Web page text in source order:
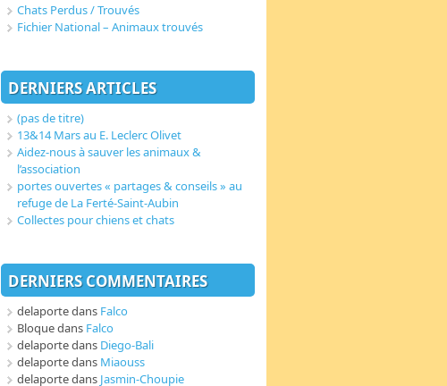
Chats Perdus / Trouvés
Fichier National – Animaux trouvés
DERNIERS ARTICLES
(pas de titre)
13&14 Mars au E. Leclerc Olivet
Aidez-nous à sauver les animaux &
l’association
portes ouvertes « partages & conseils » au
refuge de La Ferté-Saint-Aubin
Collectes pour chiens et chats
DERNIERS COMMENTAIRES
delaportedans Falco
Bloquedans Falco
delaportedans Diego-Bali
delaportedans Miaouss
delaportedans Jasmin-Choupie